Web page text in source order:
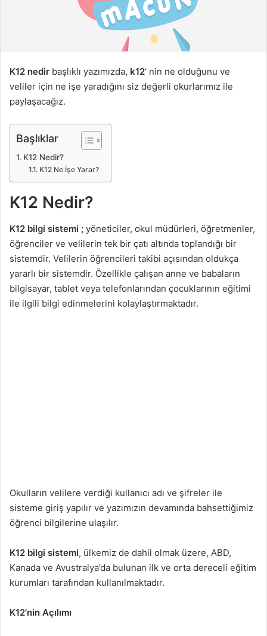
g
m
K12 nedir başlıklı yazımızda, k12‘ nin ne olduğunu ve
veliler için ne işe yaradığını siz değerli okurlarımız ile
paylaşacağız.
Başlıklar
K12 Nedir?
K12 Ne İşe Yarar?
K12 Nedir?
K12 bilgi sistemi ; yöneticiler, okul müdürleri, öğretmenler,
öğrenciler ve velilerin tek bir çatı altında toplandığı bir
sistemdir. Velilerin öğrencileri takibi açısından oldukça
yararlı bir sistemdir. Özellikle çalışan anne ve babaların
bilgisayar, tablet veya telefonlarından çocuklarının eğitimi
ile ilgili bilgi edinmelerini kolaylaştırmaktadır.
Okulların velilere verdiği kullanıcı adı ve şifreler ile
sisteme giriş yapılır ve yazımızın devamında bahsettiğimiz
öğrenci bilgilerine ulaşılır.
K12 bilgi sistemi, ülkemiz de dahil olmak üzere, ABD,
Kanada ve Avustralya’da bulunan ilk ve orta dereceli eğitim
kurumları tarafından kullanılmaktadır.
K12’nin Açılımı